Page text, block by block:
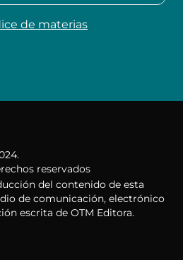
de materias
reservados
del contenido de esta
de comunicación, electrónico
escrita de OTM Editora.